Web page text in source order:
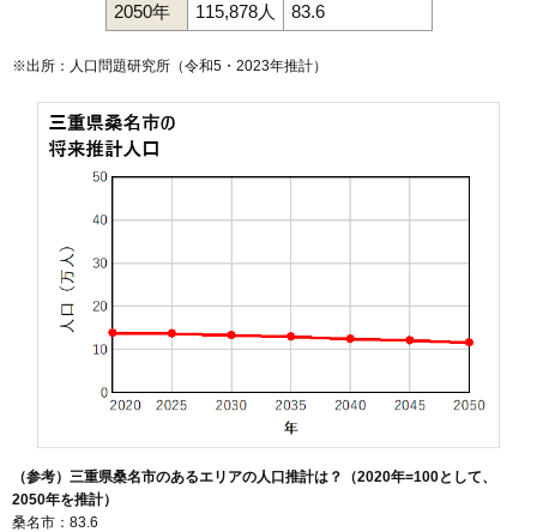
2050年
115,878人 83.6
※出所：人口問題研究所（令和5・2023年推計）
（参考）三重県桑名市のあるエリアの人口推計は？（2020年=100として、
2050年を推計）
桑名市：83.6